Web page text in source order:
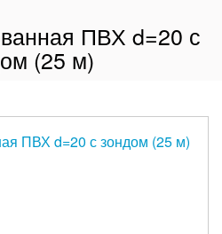
ПВХ d=20 с
(25 м)